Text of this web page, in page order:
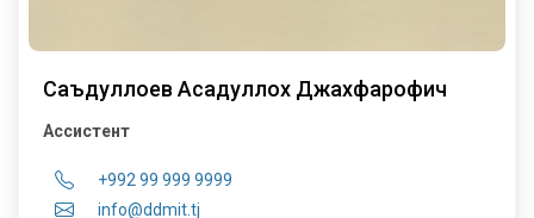
Саъдуллоев Асадуллох Джахфарофич
Ассистент
+992 99 999 9999
info@ddmit.tj